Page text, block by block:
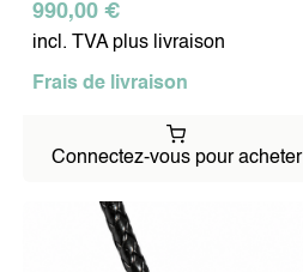
990,00 €
incl. TVA plus livraison
Frais de livraison
Connectez-vous pour acheter